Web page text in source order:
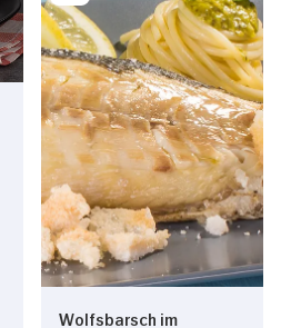
Wolfsbarsch im